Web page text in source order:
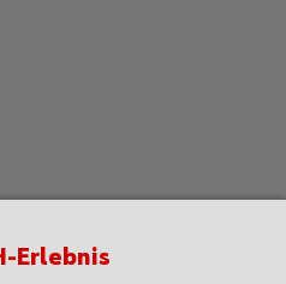
Erlebnis